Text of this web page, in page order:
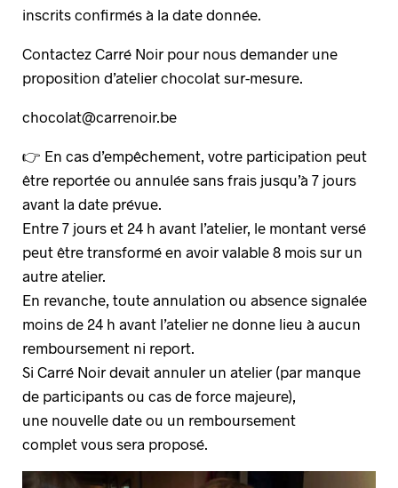
inscrits confirmés à la date donnée.
Contactez Carré Noir pour nous demander une
proposition d’atelier chocolat sur-mesure.
chocolat@carrenoir.be
👉 En cas d’empêchement, votre participation peut
être reportée ou annulée sans frais jusqu’à 7 jours
avant la date prévue.
Entre 7 jours et 24 h avant l’atelier, le montant versé
peut être transformé en avoir valable 8 mois sur un
autre atelier.
En revanche, toute annulation ou absence signalée
moins de 24 h avant l’atelier ne donne lieu à aucun
remboursement ni report.
Si Carré Noir devait annuler un atelier (par manque
de participants ou cas de force majeure),
une nouvelle date ou un remboursement
complet vous sera proposé.